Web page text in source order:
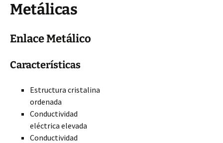
Metálicas
Enlace Metálico
Características
Estructura cristalina
ordenada
Conductividad
eléctrica elevada
Conductividad